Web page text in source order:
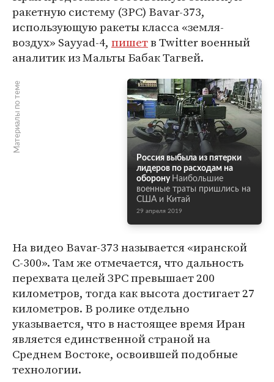
ракетную систему (ЗРС) Bavar-373,
использующую ракеты класса «земля-
воздух» Sayyad-4, пишетв Twitter военный
аналитик из Мальты Бабак Тагвей.
Материалы по теме
Россия выбыла из пятерки
лидеров по расходам на
оборону Наибольшие
военные траты пришлись на
США и Китай
29 апреля 2019
На видео Bavar-373 называется «иранской
С-300». Там же отмечается, что дальность
перехвата целей ЗРС превышает 200
километров, тогда как высота достигает 27
километров. В ролике отдельно
указывается, что в настоящее время Иран
является единственной страной на
Среднем Востоке, освоившей подобные
технологии.